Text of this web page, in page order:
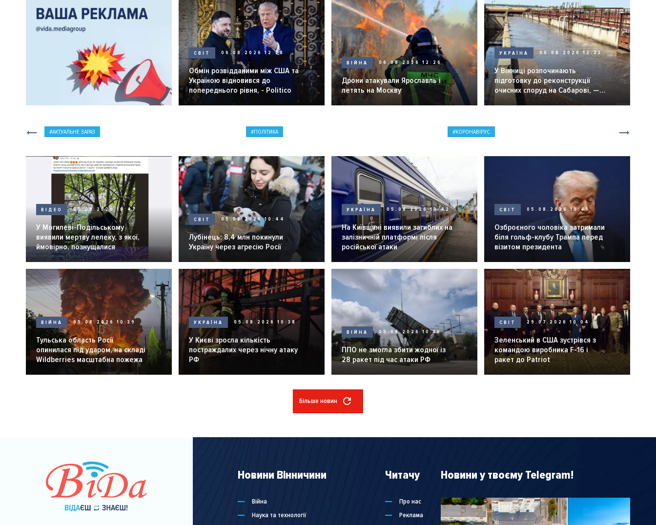
СВІТ 06.08.2026 12:28
Обмін розвідданими між США та
Україною відновився до
попереднього рівня, - Politico
ВІЙНА 06.08.2026 12:26
Дрони атакували Ярославль і
летять на Москву
УКРАЇНА 06.08.2026 12:23
У Вінниці розпочинають
підготовку до реконструкції
очисних споруд на Сабарові, —
мер Вінниці.
АКТУАЛЬНЕ ЗАРАЗ ПОЛІТИКА КОРОНАВІРУС
ВІДЕО 05.08.2026 10:47
У Могилеві-Подільському
виявили мертву лелеку, з якої,
ймовірно, познущалися
СВІТ 05.08.2026 10:44
Лубінець: 8,4 млн покинули
Україну через агресію Росії
УКРАЇНА 05.08.2026 10:42
На Київщині виявили загиблих на
залізничній платформі після
російської атаки
СВІТ 05.08.2026 10:41
Озброєного чоловіка затримали
біля гольф-клубу Трампа перед
візитом президента
ВІЙНА 05.08.2026 10:39
Тульська область Росії
опинилася під ударом, на складі
Wildberries масштабна пожежа
УКРАЇНА 05.08.2026 10:38
У Києві зросла кількість
постраждалих через нічну атаку
РФ
ВІЙНА 05.08.2026 10:36
ППО не змогла збити жодної із
28 ракет під час атаки РФ
СВІТ 29.07.2026 10:04
Зеленський в США зустрівся з
командою виробника F-16 і
ракет до Patriot
Більше новин
Новини Вінничини
Війна
Наука та технології
Читачу
Про нас
Реклама
Новини у твоєму Telegram!